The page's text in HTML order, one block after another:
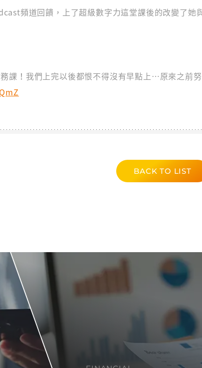
頻道回饋，上了超級數字力這堂課後的改變了她
課！我們上完以後都恨不得沒有早點上…原來之前
BACK TO LIST